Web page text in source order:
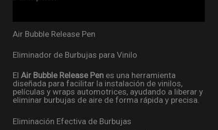
Air Bubble Release Pen
Eliminador de Burbujas para Vinilo
ElAir Bubble Release Pen es una herramienta
diseñada para facilitar la instalación de vinilos,
películas y wraps automotrices, ayudando a liberar y
eliminar burbujas de aire de forma rápida y precisa.
Eliminación Efectiva de Burbujas